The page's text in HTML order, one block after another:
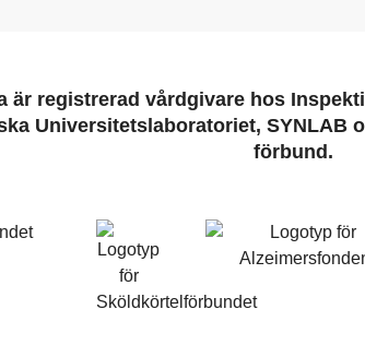
är registrerad vårdgivare hos
Universitetslaboratoriet,
förbund.